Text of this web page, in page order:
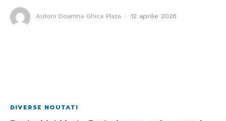
Autorii Doamna Ghica Plaza - 12 aprilie 2026
DIVERSE NOUTATI